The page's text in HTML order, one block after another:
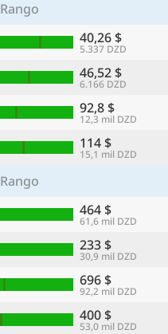
Rango
40,26 $
5.337 DZD
46,52 $
6.166 DZD
92,8 $
12,3 mil DZD
114 $
15,1 mil DZD
Rango
464 $
61,6 mil DZD
233 $
30,9 mil DZD
696 $
92,2 mil DZD
400 $
53,0 mil DZD